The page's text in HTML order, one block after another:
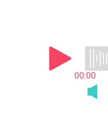
00:00